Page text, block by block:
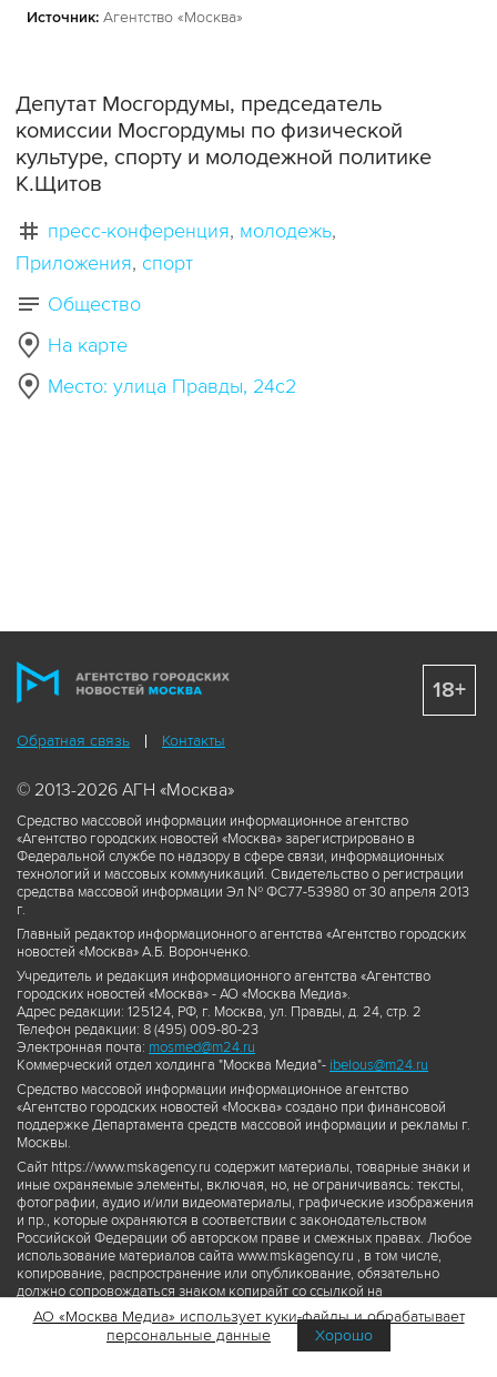
Источник: Агентство «Москва»
Депутат Мосгордумы, председатель
комиссии Мосгордумы по физической
культуре, спорту и молодежной политике
К.Щитов
пресс-конференция молодежь
Приложения спорт
Общество
На карте
Место: улица Правды, 24с2
Обратная связь Контакты
© 2013-2026 АГН «Москва»
Средство массовой информации информационное агентство
«Агентство городских новостей «Москва» зарегистрировано в
Федеральной службе по надзору в сфере связи, информационных
технологий и массовых коммуникаций. Свидетельство о регистрации
средства массовой информации Эл № ФС77-53980 от 30 апреля 2013
г.
Главный редактор информационного агентства «Агентство городских
новостей «Москва» А.Б. Воронченко.
Учредитель и редакция информационного агентства «Агентство
городских новостей «Москва» - АО «Москва Медиа».
Адрес редакции: 125124, РФ, г. Москва, ул. Правды, д. 24, стр. 2
Телефон редакции: 8 (495) 009-80-23
Электронная почта: mosmed@m24.ru
Коммерческий отдел холдинга "Москва Медиа"- ibelous@m24.ru
Средство массовой информации информационное агентство
«Агентство городских новостей «Москва» создано при финансовой
поддержке Департамента средств массовой информации и рекламы г.
Москвы.
Сайт https://www.mskagency.ru содержит материалы, товарные знаки и
иные охраняемые элементы, включая, но, не ограничиваясь: тексты,
фотографии, аудио и/или видеоматериалы, графические изображения
и пр., которые охраняются в соответствии с законодательством
Российской Федерации об авторском праве и смежных правах. Любое
использование материалов сайта www.mskagency.ru , в том числе,
копирование, распространение или опубликование, обязательно
должно сопровождаться знаком копирайт со ссылкой на
правообладателя © АО «Москва Медиа», а также гиперссылкой на сайт
www.mskagency.ru как на первоисточник информации. Переработка
материалов сайта www.mskagency.ru не допускается.
18+
АО «Москва Медиа» использует куки-файлы и обрабатывает
персональные данные
Хорошо